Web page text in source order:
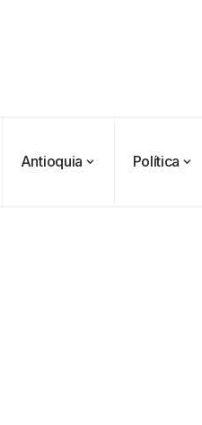
Antioquia Política